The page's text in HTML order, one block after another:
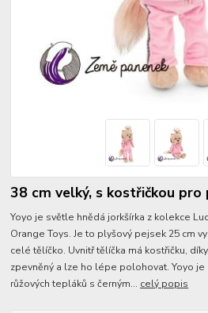
38 cm velký, s kostřičkou pro
Yoyo je světle hnědá jorkšírka z kolekce
Orange Toys. Je to plyšový pejsek 25 cm
celé tělíčko. Uvnitř tělíčka má kostřičku,
zpevněný a lze ho lépe polohovat. Yoyo
růžových tepláků s černým... celý popis